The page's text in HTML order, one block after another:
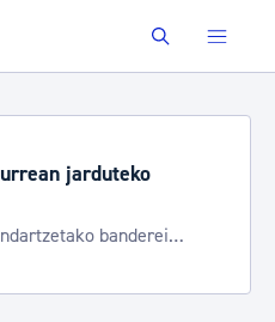
Buscar
jarduteko
banderei